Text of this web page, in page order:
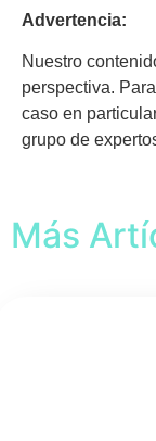
Advertencia:
Nuestro
perspectiva.
caso en
grupo de
Más